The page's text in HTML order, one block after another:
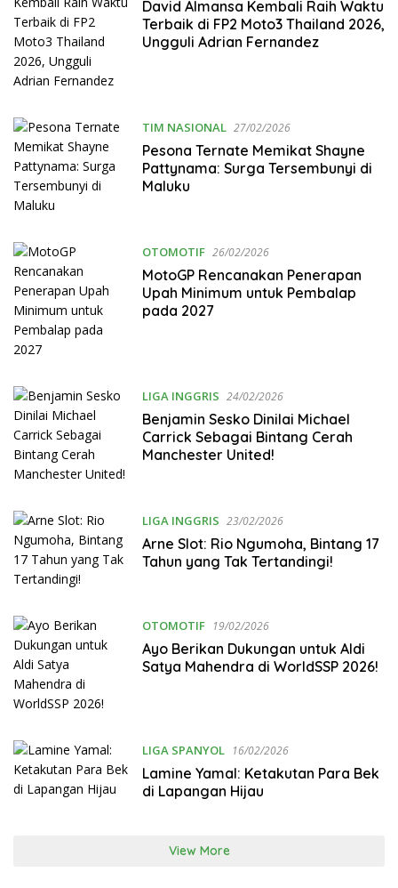
David Almansa Kembali Raih Waktu
Terbaik di FP2 Moto3 Thailand 2026,
Ungguli Adrian Fernandez
TIM NASIONAL 27/02/2026
Pesona Ternate Memikat Shayne
Pattynama: Surga Tersembunyi di
Maluku
OTOMOTIF 26/02/2026
MotoGP Rencanakan Penerapan
Upah Minimum untuk Pembalap
pada 2027
LIGA INGGRIS 24/02/2026
Benjamin Sesko Dinilai Michael
Carrick Sebagai Bintang Cerah
Manchester United!
LIGA INGGRIS 23/02/2026
Arne Slot: Rio Ngumoha, Bintang 17
Tahun yang Tak Tertandingi!
OTOMOTIF 19/02/2026
Ayo Berikan Dukungan untuk Aldi
Satya Mahendra di WorldSSP 2026!
LIGA SPANYOL 16/02/2026
Lamine Yamal: Ketakutan Para Bek
di Lapangan Hijau
View More